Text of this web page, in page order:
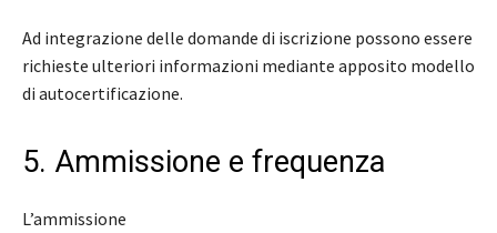
Ad integrazione delle domande di iscrizione possono essere
richieste ulteriori informazioni mediante apposito modello
di autocertificazione.
5. Ammissione e frequenza
L’ammissione